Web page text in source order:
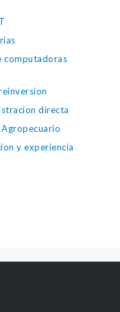
computadoras
directa
y experiencia